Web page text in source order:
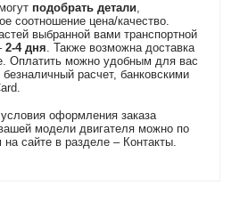
подобрать детали,
соотношение цена/качество.
выбранной вами транспортной
2-4 дня. Также возможна доставка
Оплатить можно удобным для вас
расчет, банковскими
оформления заказа
модели двигателя можно по
сайте в разделе – Контакты.